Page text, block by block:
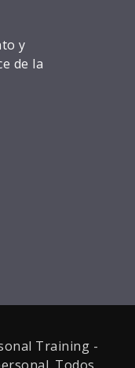
y
de la
Training -